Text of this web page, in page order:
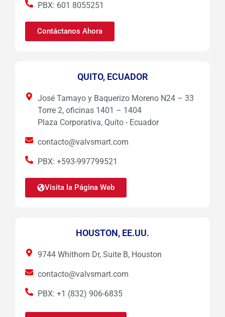
PBX: 601 8055251
Contáctanos Ahora
QUITO, ECUADOR
José Tamayo y Baquerizo Moreno N24 – 33
Torre 2, oficinas 1401 – 1404
Plaza Corporativa, Quito - Ecuador
contacto@valvsmart.com
PBX: +593-997799521
Visita la Página Web
HOUSTON, EE.UU.
9744 Whithorn Dr, Suite B, Houston
contacto@valvsmart.com
PBX: +1 (832) 906-6835